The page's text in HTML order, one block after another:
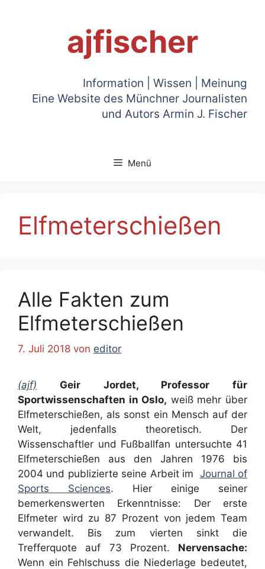
ajfischer
Information | Wissen | Meinung
Eine Website des Münchner Journalisten
und Autors Armin J. Fischer
Menü
Elfmeterschießen
Alle Fakten zum
Elfmeterschießen
7. Juli 2018 von editor
(ajf) Geir Jordet, Professor für
Sportwissenschaften in Oslo, weiß mehr über
Elfmeterschießen, als sonst ein Mensch auf der
Welt, jedenfalls theoretisch. Der
Wissenschaftler und Fußballfan untersuchte 41
Elfmeterschießen aus den Jahren 1976 bis
2004 und publizierte seine Arbeit im Journal of
Sports Sciences. Hier einige seiner
bemerkenswerten Erkenntnisse: Der erste
Elfmeter wird zu 87 Prozent von jedem Team
verwandelt. Bis zum vierten sinkt die
Trefferquote auf 73 Prozent. Nervensache:
Wenn ein Fehlschuss die Niederlage bedeutet,